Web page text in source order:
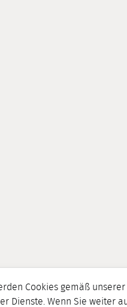
Cookies gemäß
Dienste. Wenn Sie weiter